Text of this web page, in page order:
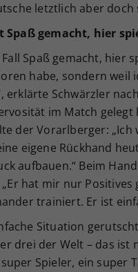
letztlich aber doch
Spaß gemacht, hier
Fall Spaß gemacht,
habe, sondern weil
erklärte Schwärzler
im Match
der Vorarlberger:
eigene Rückhand
aufbauen.“ Beim
hat mir nur
trainiert. Er ist
Situation
drei der Welt – das ist
Spieler, ein super